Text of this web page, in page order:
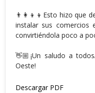
👨‍👩‍👦‍👦Esto hizo que
instalar sus comercios
convirtiéndola poco a
👋🏼¡Un saludo a
Oeste!
Descargar PDF